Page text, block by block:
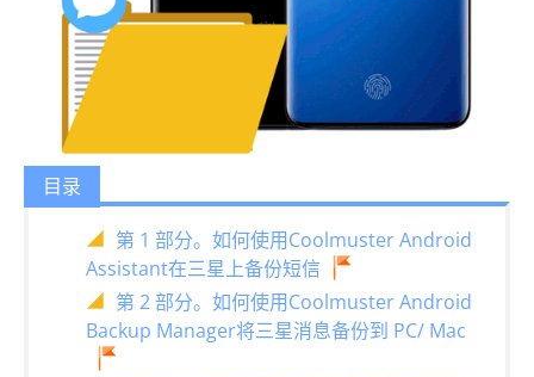
目录
第 1 部分。如何使用Coolmuster Android
Assistant在三星上备份短信
第 2 部分。如何使用Coolmuster Android
Backup Manager将三星消息备份到 PC/ Mac